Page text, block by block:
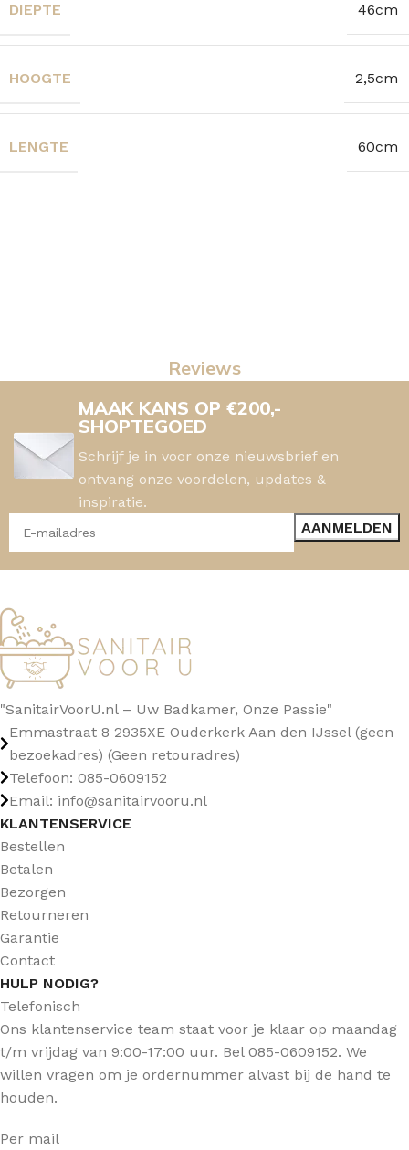
DIEPTE 46cm
HOOGTE 2,5cm
LENGTE 60cm
Reviews
MAAK KANS OP €200,-
SHOPTEGOED
Schrijf je in voor onze nieuwsbrief en
ontvang onze voordelen, updates &
inspiratie.
"SanitairVoorU.nl – Uw Badkamer, Onze Passie"
Emmastraat 8 2935XE Ouderkerk Aan den IJssel (geen
bezoekadres) (Geen retouradres)
Telefoon: 085-0609152
Email: info@sanitairvooru.nl
KLANTENSERVICE
Bestellen
Betalen
Bezorgen
Retourneren
Garantie
Contact
HULP NODIG?
Telefonisch
Ons klantenservice team staat voor je klaar op maandag
t/m vrijdag van 9:00-17:00 uur. Bel 085-0609152. We
willen vragen om je ordernummer alvast bij de hand te
houden.
Per mail